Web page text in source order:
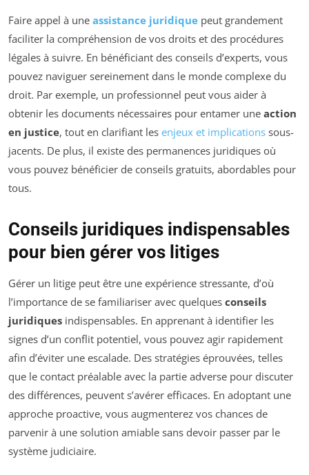
Faire appel à une assistance juridique peut grandement
faciliter la compréhension de vos droits et des procédures
légales à suivre. En bénéficiant des conseils d’experts, vous
pouvez naviguer sereinement dans le monde complexe du
droit. Par exemple, un professionnel peut vous aider à
obtenir les documents nécessaires pour entamer une action
en justice, tout en clarifiant les enjeux et implications sous-
jacents. De plus, il existe des permanences juridiques où
vous pouvez bénéficier de conseils gratuits, abordables pour
tous.
Conseils juridiques indispensables
pour bien gérer vos litiges
Gérer un litige peut être une expérience stressante, d’où
l’importance de se familiariser avec quelques conseils
juridiques indispensables. En apprenant à identifier les
signes d’un conflit potentiel, vous pouvez agir rapidement
afin d’éviter une escalade. Des stratégies éprouvées, telles
que le contact préalable avec la partie adverse pour discuter
des différences, peuvent s’avérer efficaces. En adoptant une
approche proactive, vous augmenterez vos chances de
parvenir à une solution amiable sans devoir passer par le
système judiciaire.